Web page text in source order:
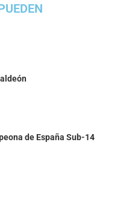
de España Sub-14